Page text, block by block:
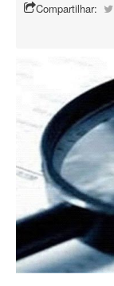
Compartilhar: